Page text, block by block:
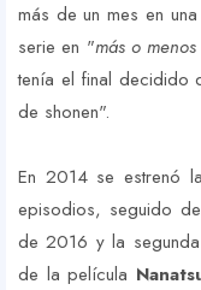
más de un mes en
serie en "más o
tenía el final decidido
de shonen".
En 2014 se estrenó
episodios, seguido
de 2016 y la
de la película